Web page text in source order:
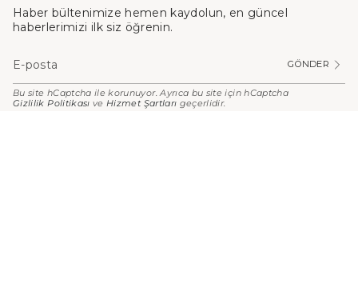
Haber bültenimize hemen kaydolun, en güncel
haberlerimizi ilk siz öğrenin.
GÖNDER
Bu site hCaptcha ile korunuyor. Ayrıca bu site için hCaptcha
Gizlilik Politikası ve Hizmet Şartları geçerlidir.